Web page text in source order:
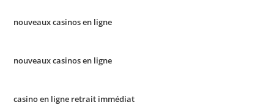
nouveaux casinos en ligne
nouveaux casinos en ligne
casino en ligne retrait immédiat